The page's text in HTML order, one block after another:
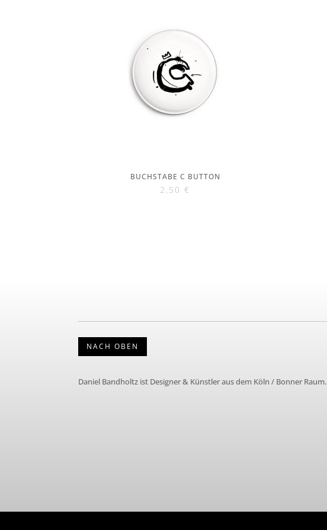
BUCHSTABE C BUTTON
2,50€
NACH OBEN
Daniel Bandholtz ist Designer & Künstler aus dem Köln / Bonner Raum.